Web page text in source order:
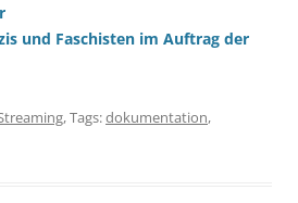
und Faschisten im Auftrag der
, Tags:dokumentation,